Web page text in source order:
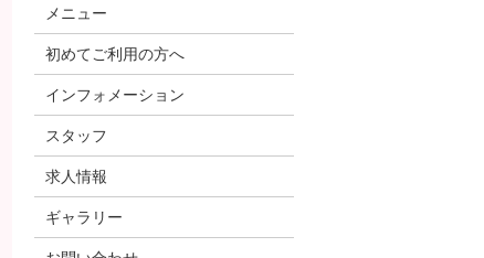
メニュー
初めてご利用の方へ
インフォメーション
スタッフ
求人情報
ギャラリー